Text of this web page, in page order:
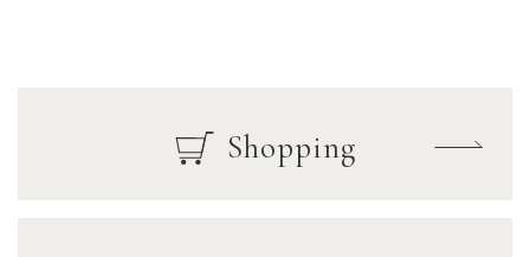
Shopping